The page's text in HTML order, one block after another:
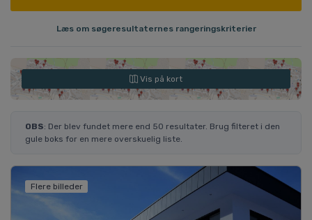
Læs om søgeresultaternes rangeringskriterier
Vis på kort
OBS: Der blev fundet mere end 50 resultater. Brug filteret i den
gule boks for en mere overskuelig liste.
Flere billeder